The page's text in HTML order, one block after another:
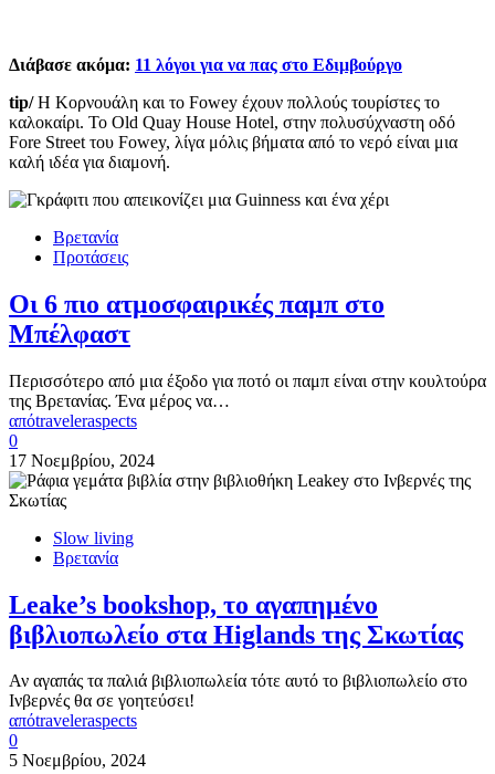
Διάβασε ακόμα: 11 λόγοι για να πας στο Εδιμβούργο
tip/Η Κορνουάλη και το Fowey έχουν πολλούς τουρίστες το
καλοκαίρι. Το Old Quay House Hotel, στην πολυσύχναστη οδό
Fore Street του Fowey, λίγα μόλις βήματα από το νερό είναι μια
καλή ιδέα για διαμονή.
Βρετανία
Προτάσεις
Οι 6 πιο ατμοσφαιρικές παμπ στο
Μπέλφαστ
Περισσότερο από μια έξοδο για ποτό οι παμπ είναι στην κουλτούρα
της Βρετανίας. Ένα μέρος να…
απόtraveleraspects
0
17 Νοεμβρίου, 2024
Slow living
Βρετανία
Leake’s bookshop, το αγαπημένο
βιβλιοπωλείο στα Higlands της Σκωτίας
Αν αγαπάς τα παλιά βιβλιοπωλεία τότε αυτό το βιβλιοπωλείο στο
Ινβερνές θα σε γοητεύσει!
απόtraveleraspects
0
5 Νοεμβρίου, 2024